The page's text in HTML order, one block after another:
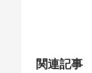
関連記事